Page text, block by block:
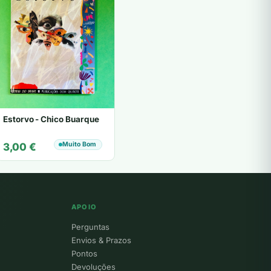
Estorvo - Chico Buarque
3,00 € Muito Bom
APOIO
Perguntas
Envios & Prazos
Pontos
Devoluções